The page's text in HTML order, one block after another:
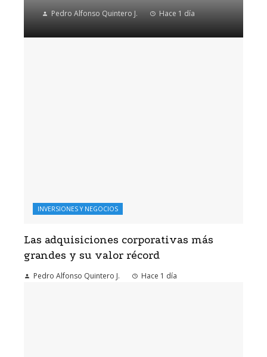
Pedro Alfonso Quintero J. Hace 1 día
INVERSIONES Y NEGOCIOS
Las adquisiciones corporativas más
grandes y su valor récord
Pedro Alfonso Quintero J. Hace 1 día